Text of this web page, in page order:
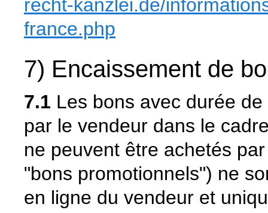
recht-kanzlei.de/
france.php
7) Encaissement de
7.1 Les bons avec durée
par le vendeur dans le
ne peuvent être achetés
"bons promotionnels") ne
en ligne du vendeur et